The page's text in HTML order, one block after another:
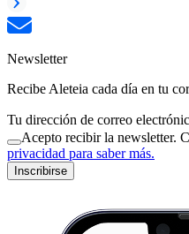
Newsletter
Recibe Aleteia cada día en tu
Tu dirección de correo
Acepto recibir la newsletter.
privacidad para saber más.
Inscribirse